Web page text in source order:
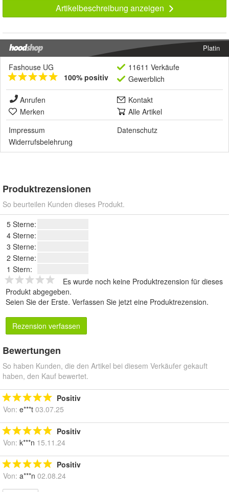
Artikelbeschreibung anzeigen
Platin
Fashouse UG
100% positiv
11611 Verkäufe
Gewerblich
Anrufen
Kontakt
Merken
Alle Artikel
Impressum
Datenschutz
Widerrufsbelehrung
Produktrezensionen
So beurteilen Kunden dieses Produkt.
5 Sterne:
4 Sterne:
3 Sterne:
2 Sterne:
1 Stern:
Es wurde noch keine Produktrezension für dieses
Produkt abgegeben.
Seien Sie der Erste. Verfassen Sie jetzt eine Produktrezension.
Rezension verfassen
Bewertungen
So haben Kunden, die den Artikel bei diesem Verkäufer gekauft
haben, den Kauf bewertet.
Positiv
Von: e***t 03.07.25
Positiv
Von: k***n 15.11.24
Positiv
Von: a***n 02.08.24